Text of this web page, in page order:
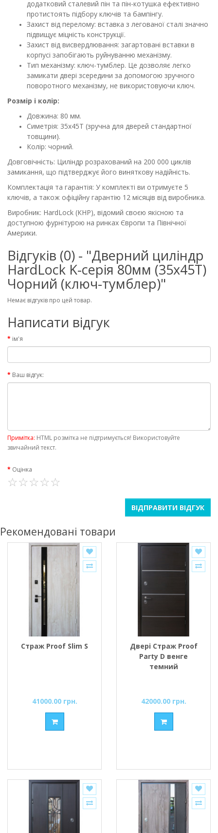
додатковий сталевий пін та пін-котушка ефективно
протистоять підбору ключів та бампінгу.
Захист від перелому: вставка з легованої сталі значно
підвищує міцність конструкції.
Захист від висвердлювання: загартовані вставки в
корпусі запобігають руйнуванню механізму.
Тип механізму: ключ-тумблер. Це дозволяє легко
замикати двері зсередини за допомогою зручного
поворотного механізму, не використовуючи ключ.
Розмір і колір:
Довжина: 80 мм.
Симетрія: 35х45Т (зручна для дверей стандартної
товщини).
Колір: чорний.
Довговічність: Циліндр розрахований на 200 000 циклів
замикання, що підтверджує його виняткову надійність.
Комплектація та гарантія: У комплекті ви отримуєте 5
ключів, а також офіційну гарантію 12 місяців від виробника.
Виробник: HardLock (КНР), відомий своєю якісною та
доступною фурнітурою на ринках Європи та Північної
Америки.
Відгуків (0) - "Дверний циліндр
HardLock K-серія 80мм (35х45Т)
Чорний (ключ-тумблер)"
Немає відгуків про цей товар.
Написати відгук
ім'я
Ваш відгук:
Примітка: HTML розмітка не підтримується! Використовуйте
звичайний текст.
Оцінка
ВІДПРАВИТИ ВІДГУК
Рекомендовані товари
Страж Proof Slim S
41000.00 грн.
Двері Страж Proof
Party D венге
темний
42000.00 грн.